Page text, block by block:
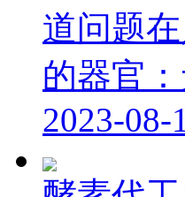
道问题
的器官
2023-08-